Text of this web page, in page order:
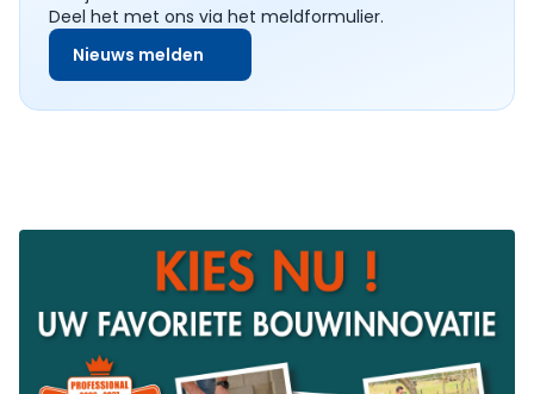
Deel het met ons via het meldformulier.
Nieuws melden